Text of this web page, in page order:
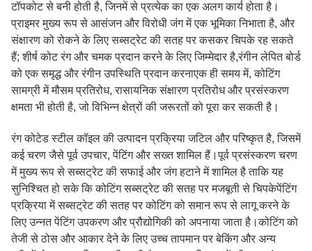
टॉपकोट से बनी होती है, जिनमें से प्रत्येक का एक अलग कार्य होता है।
प्राइमर मुख्य रूप से आसंजन और विरोधी जंग में एक भूमिका निभाता है, और
संक्षारण को रोकने के लिए सब्सट्रेट की सतह पर कसकर चिपके रह सकते
हैं; शीर्ष कोट रंग और चमक प्रदान करने के लिए जिम्मेदार है,रंगीन लेपित बोर्ड
को एक समृद्ध और रंगीन उपस्थिति प्रदान करनाएक ही समय में, कोटिंग
सामग्री में मौसम प्रतिरोध, रासायनिक संक्षारण प्रतिरोध और प्रसंस्करण
क्षमता भी होती है, जो विभिन्न क्षेत्रों की जरूरतों को पूरा कर सकती है।
रंग कोटेड स्टील कॉइल की उत्पादन प्रक्रिया जटिल और परिष्कृत है, जिसमें
कई चरण जैसे पूर्व उपचार, पेंटिंग और सख्त शामिल हैं।पूर्व प्रसंस्करण चरण
में मुख्य रूप से सब्सट्रेट की सफाई और जंग हटाने में शामिल है ताकि यह
सुनिश्चित हो सके कि कोटिंग सब्सट्रेट की सतह पर मजबूती से चिपकेपेंटिंग
प्रक्रिया में सब्सट्रेट की सतह पर कोटिंग को समान रूप से लागू करने के
लिए उन्नत पेंटिंग उपकरण और प्रौद्योगिकी को अपनाया जाता है।कोटिंग को
तेजी से ठोस और आकार देने के लिए उच्च तापमान पर बेकिंग और अन्य